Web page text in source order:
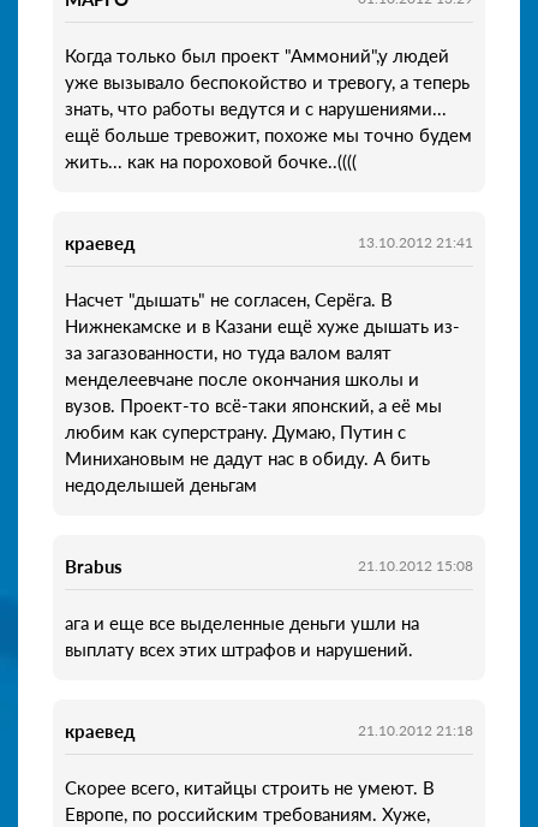
Когда только был проект "Аммоний",у людей
уже вызывало беспокойство и тревогу, а теперь
знать, что работы ведутся и с нарушениями...
ещё больше тревожит, похоже мы точно будем
жить... как на пороховой бочке..((((
краевед 13.10.2012 21:41
Насчет "дышать" не согласен, Серёга. В
Нижнекамске и в Казани ещё хуже дышать из-
за загазованности, но туда валом валят
менделеевчане после окончания школы и
вузов. Проект-то всё-таки японский, а её мы
любим как суперстрану. Думаю, Путин с
Минихановым не дадут нас в обиду. А бить
недоделышей деньгам
Brabus 21.10.2012 15:08
ага и еще все выделенные деньги ушли на
выплату всех этих штрафов и нарушений.
краевед 21.10.2012 21:18
Скорее всего, китайцы строить не умеют. В
Европе, по российским требованиям. Хуже,